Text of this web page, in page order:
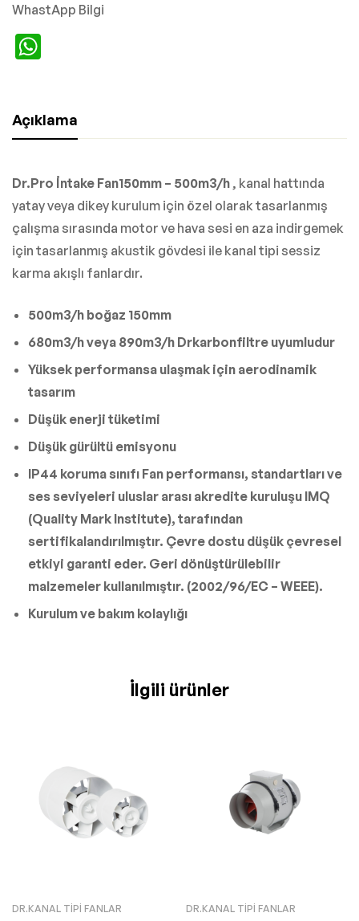
WhastApp Bilgi
Açıklama
Dr.Pro İntake Fan150mm – 500m3/h , kanal hattında
yatay veya dikey kurulum için özel olarak tasarlanmış
çalışma sırasında motor ve hava sesi en aza indirgemek
için tasarlanmış akustik gövdesi ile kanal tipi sessiz
karma akışlı fanlardır.
500m3/h boğaz 150mm
680m3/h veya 890m3/h Drkarbonfiltre uyumludur
Yüksek performansa ulaşmak için aerodinamik
tasarım
Düşük enerji tüketimi
Düşük gürültü emisyonu
IP44 koruma sınıfı Fan performansı, standartları ve
ses seviyeleri uluslar arası akredite kuruluşu IMQ
(Quality Mark Institute), tarafından
sertifikalandırılmıştır. Çevre dostu düşük çevresel
etkiyi garanti eder. Geri dönüştürülebilir
malzemeler kullanılmıştır. (2002/96/EC – WEEE).
Kurulum ve bakım kolaylığı
İlgili ürünler
DR.KANAL TIPI FANLAR DR.KANAL TIPI FANLAR